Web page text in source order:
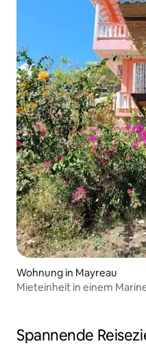
Wohnung in Mayreau
Mieteinheit in einem
Spannende